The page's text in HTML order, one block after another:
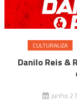
CULTURALIZA
Danilo Reis &
junho